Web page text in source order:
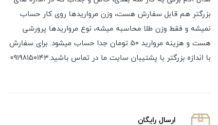
بزرگتر هم قابل سفارش هست، وزن مرواریدها روی کار حساب
نمیشه و فقط وزن طلا محاسبه میشه، نوع مرواریدها پرورشی
هست و هزینه مروارید ۵۰ تومان جدا حساب میشود. برای سفارش
با اندازه بزرگتر با پشتیبان سایت ما در تماس باشید.۰۹۱۹۸۱۵۰۱۴۳
ارسال رایگان